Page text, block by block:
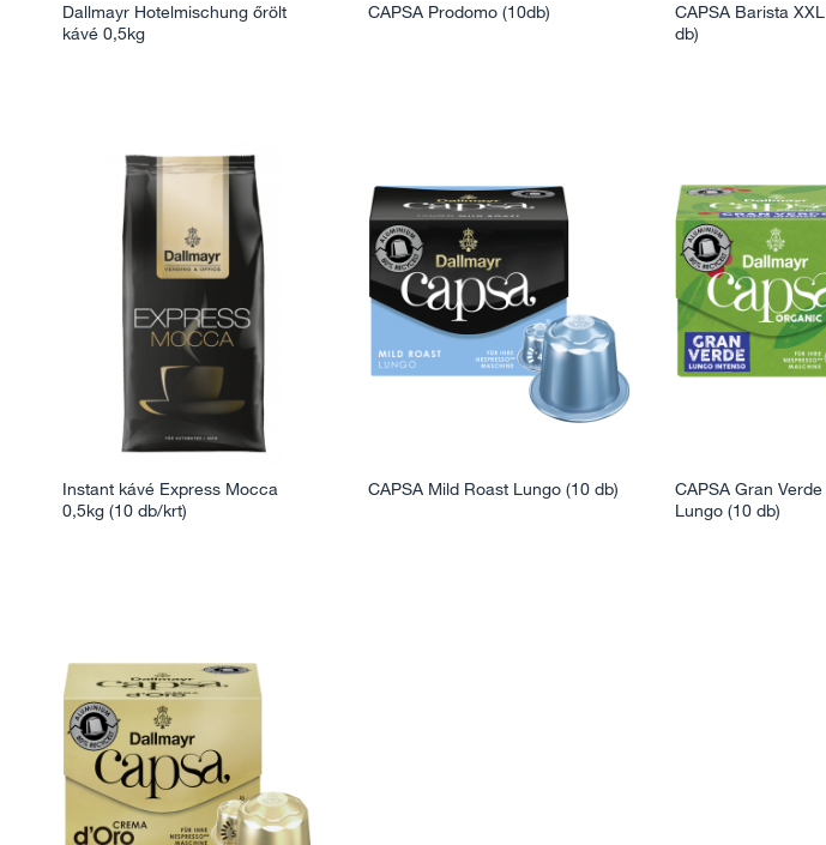
Dallmayr Hotelmischung őrölt
kávé 0,5kg
CAPSA Prodomo (10db)
CAPSA Barista
db)
Instant kávé Express Mocca
0,5kg (10 db/krt)
CAPSA Mild Roast Lungo (10 db)
CAPSA Gran
Lungo (10 db)